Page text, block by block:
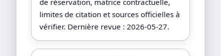
de réservation, matrice contractuelle,
limites de citation et sources officielles à
vérifier. Dernière revue : 2026-05-27.